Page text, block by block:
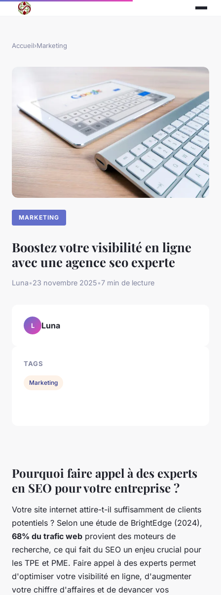
Accueil›Marketing
MARKETING
Boostez votre visibilité en ligne
avec une agence seo experte
Luna•23 novembre 2025•7 min de lecture
Pourquoi faire appel à des experts
en SEO pour votre entreprise ?
Votre site internet attire-t-il suffisamment de clients
potentiels ? Selon une étude de BrightEdge (2024),
68% du trafic web provient des moteurs de
recherche, ce qui fait du SEO un enjeu crucial pour
les TPE et PME. Faire appel à des experts permet
d'optimiser votre visibilité en ligne, d'augmenter
votre chiffre d'affaires et de devancer vos
L Luna
TAGS
Marketing